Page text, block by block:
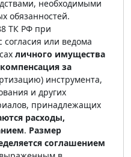
необходимыми
обязанностей.
ТК РФ при
или ведома
личного имущества
за
инструмента,
и других
принадлежащих
расходы,
. Размер
соглашением